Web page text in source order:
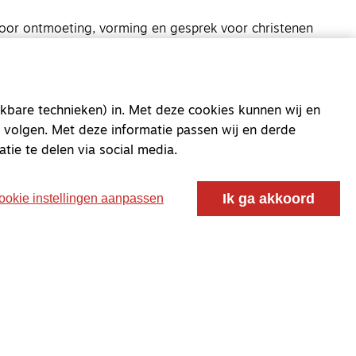
ontmoeting, vorming en gesprek voor christenen
technieken) in. Met deze cookies kunnen wij en
Met deze informatie passen wij en derde
te delen via social media.
instellingen aanpassen Ik ga akkoord